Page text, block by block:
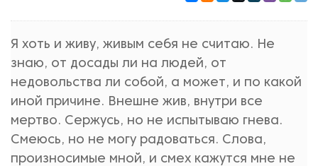
Я хоть и живу, живым себя не считаю. Не
знаю, от досады ли на людей, от
недовольства ли собой, а может, и по какой
иной причине. Внешне жив, внутри все
мертво. Сержусь, но не испытываю гнева.
Смеюсь, но не могу радоваться. Слова,
произносимые мной, и смех кажутся мне не